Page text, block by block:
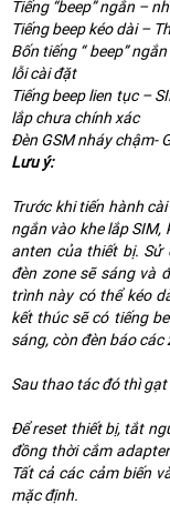
Tiếng “beep” ngắn –
Tiếng beep kéo dài –
Bốn tiếng “ beep”
lỗi cài đặt
Tiếng beep lien tục –
lắp chưa chính xác
Đèn GSM nháy chậm-
Lưu ý:
Trước khi tiến hành
ngắn vào khe lắp SIM,
anten của thiết bị. Sử
đèn zone sẽ sáng và
trình này có thể kéo
kết thúc sẽ có tiếng
sáng, còn đèn báo các
Sau thao tác đó thì
Để reset thiết bị, tắt
đồng thời cắm
Tất cả các cảm biến
mặc định.